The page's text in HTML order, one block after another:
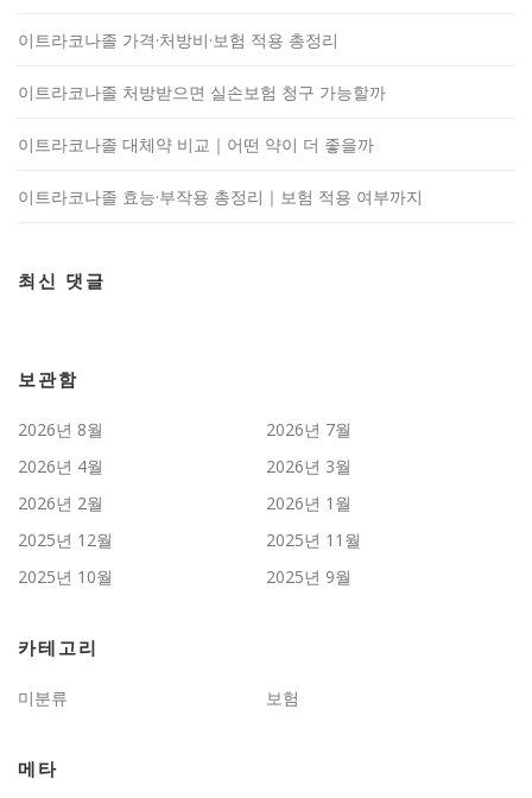
이트라코나졸 가격·처방비·보험 적용 총정리
이트라코나졸 처방받으면 실손보험 청구 가능할까
이트라코나졸 대체약 비교｜어떤 약이 더 좋을까
이트라코나졸 효능·부작용 총정리｜보험 적용 여부까지
최신 댓글
보관함
2026년 8월
2026년 7월
2026년 4월
2026년 3월
2026년 2월
2026년 1월
2025년 12월
2025년 11월
2025년 10월
2025년 9월
카테고리
미분류 보험
메타